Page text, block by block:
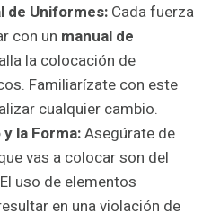
de Uniformes: Cada fuerza
con un manual de
la colocación de
Familiarízate con este
cualquier cambio.
la Forma:Asegúrate de
vas a colocar son del
uso de elementos
en una violación de